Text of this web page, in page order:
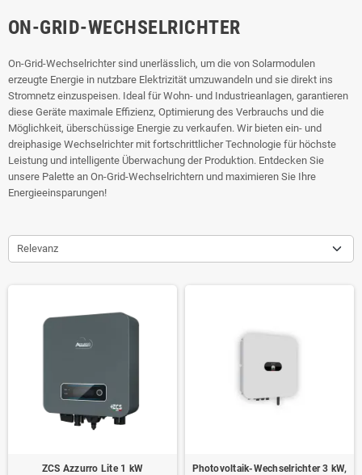
ON-GRID-WECHSELRICHTER
On-Grid-Wechselrichter sind unerlässlich, um die von Solarmodulen
erzeugte Energie in nutzbare Elektrizität umzuwandeln und sie direkt ins
Stromnetz einzuspeisen. Ideal für Wohn- und Industrieanlagen, garantieren
diese Geräte maximale Effizienz, Optimierung des Verbrauchs und die
Möglichkeit, überschüssige Energie zu verkaufen. Wir bieten ein- und
dreiphasige Wechselrichter mit fortschrittlicher Technologie für höchste
Leistung und intelligente Überwachung der Produktion. Entdecken Sie
unsere Palette an On-Grid-Wechselrichtern und maximieren Sie Ihre
Energieeinsparungen!
Relevanz
ZCS Azzurro Lite 1 kW
Photovoltaik-Wechselrichter 3 kW,